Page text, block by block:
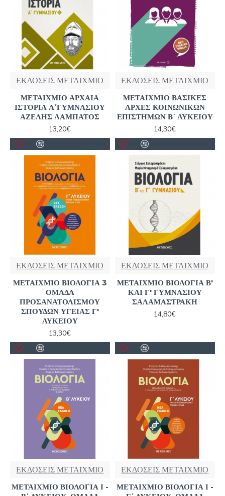
ΕΚΔΟΣΕΙΣ ΜΕΤΑΙΧΜΙΟ
ΜΕΤΑΙΧΜΙΟ ΑΡΧΑΙΑ
ΙΣΤΟΡΙΑ Α΄ΓΥΜΝΑΣΙΟΥ
ΑΖΕΛΗΣ ΛΑΜΠΑΤΟΣ
13,20€
ΕΚΔΟΣΕΙΣ ΜΕΤΑΙΧΜΙΟ
ΜΕΤΑΙΧΜΙΟ ΒΑΣΙΚΕΣ
ΑΡΧΕΣ ΚΟΙΝΩΝΙΚΩΝ
ΕΠΙΣΤΗΜΩΝ Β΄ ΛΥΚΕΙΟΥ
14,30€
ΕΚΔΟΣΕΙΣ ΜΕΤΑΙΧΜΙΟ
ΜΕΤΑΙΧΜΙΟ ΒΙΟΛΟΓΙΑ 3
ΟΜΑΔΑ
ΠΡΟΣΑΝΑΤΟΛΙΣΜΟΥ
ΣΠΟΥΔΩΝ ΥΓΕΙΑΣ Γ'
ΛΥΚΕΙΟΥ
13,30€
ΕΚΔΟΣΕΙΣ ΜΕΤΑΙΧΜΙΟ
ΜΕΤΑΙΧΜΙΟ ΒΙΟΛΟΓΙΑ Β'
ΚΑΙ Γ' ΓΥΜΝΑΣΙΟΥ
ΣΑΛΑΜΑΣΤΡΑΚΗ
14,80€
ΕΚΔΟΣΕΙΣ ΜΕΤΑΙΧΜΙΟ
ΜΕΤΑΙΧΜΙΟ ΒΙΟΛΟΓΙΑ Ι -
ΕΚΔΟΣΕΙΣ ΜΕΤΑΙΧΜΙΟ
ΜΕΤΑΙΧΜΙΟ ΒΙΟΛΟΓΙΑ Ι -